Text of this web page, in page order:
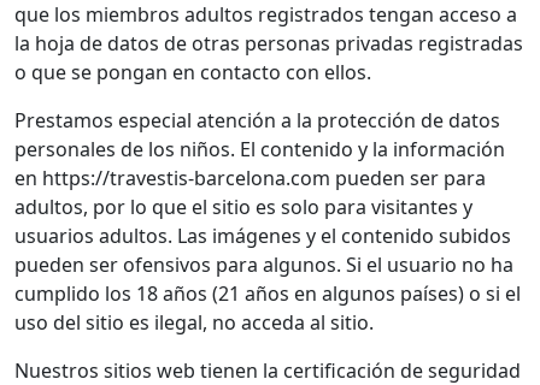
que los miembros adultos registrados tengan acceso a
la hoja de datos de otras personas privadas registradas
o que se pongan en contacto con ellos.
Prestamos especial atención a la protección de datos
personales de los niños. El contenido y la información
en https://travestis-barcelona.com pueden ser para
adultos, por lo que el sitio es solo para visitantes y
usuarios adultos. Las imágenes y el contenido subidos
pueden ser ofensivos para algunos. Si el usuario no ha
cumplido los 18 años (21 años en algunos países) o si el
uso del sitio es ilegal, no acceda al sitio.
Nuestros sitios web tienen la certificación de seguridad